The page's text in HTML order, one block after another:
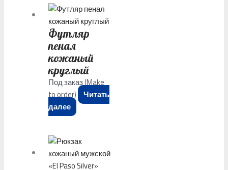
Футляр
пенал
кожаный
круглый
Под заказ (Make
to order)
Читать
далее